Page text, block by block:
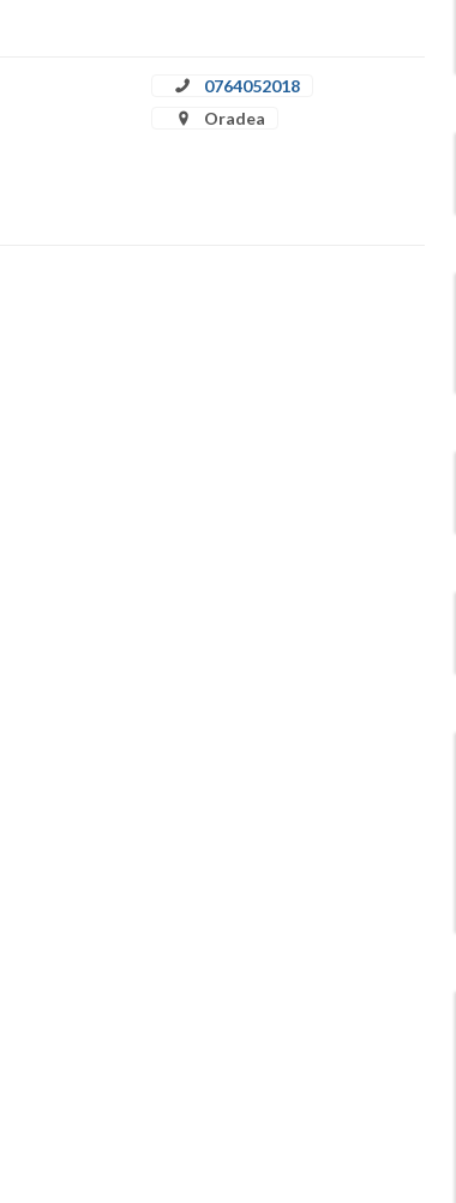
0764052018
Oradea